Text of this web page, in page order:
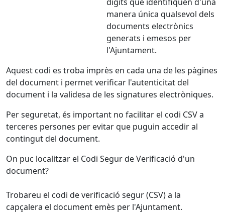
manera única qualsevol dels
documents electrònics
generats i emesos per
l'Ajuntament.
Aquest codi es troba imprès en cada una de les pàgines
del document i permet verificar l'autenticitat del
document i la validesa de les signatures electròniques.
Per seguretat, és important no facilitar el codi CSV a
terceres persones per evitar que puguin accedir al
contingut del document.
On puc localitzar el Codi Segur de Verificació d'un
document?
Trobareu el codi de verificació segur (CSV) a la
capçalera el document emès per l'Ajuntament.